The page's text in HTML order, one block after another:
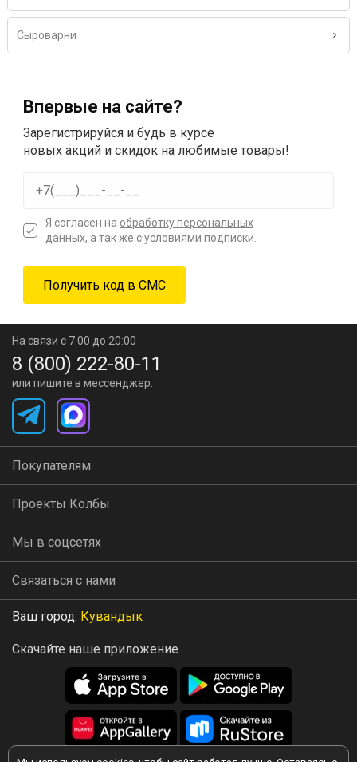
Сыроварни
Впервые на сайте?
Зарегистрируйся и будь в курсе
новых акций и скидок на любимые товары!
Я согласен на обработку персональных
данных, а так же с условиями подписки.
На связи с 7:00 до 20:00
8 (800) 222-80-11
или пишите в мессенджер:
Покупателям
Проекты Колбы
Мы в соцсетях
Связаться с нами
Ваш город: Кувандык
Скачайте наше приложение